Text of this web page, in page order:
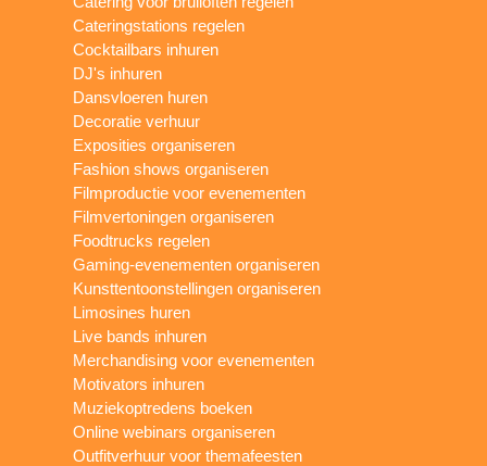
Cateringstations regelen
Cocktailbars inhuren
DJ's inhuren
Dansvloeren huren
Decoratie verhuur
Exposities organiseren
Fashion shows organiseren
Filmproductie voor evenementen
Filmvertoningen organiseren
Foodtrucks regelen
Gaming-evenementen organiseren
Kunsttentoonstellingen organiseren
Limosines huren
Live bands inhuren
Merchandising voor evenementen
Motivators inhuren
Muziekoptredens boeken
Online webinars organiseren
Outfitverhuur voor themafeesten